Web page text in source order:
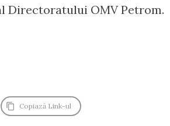
Directoratului OMV Petrom.
Copiază Link-ul